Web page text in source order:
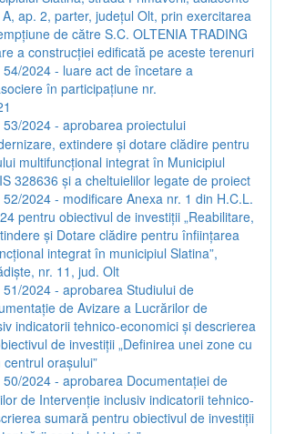
ap. 2, parter, județul Olt, prin exercitarea
de către S.C. OLTENIA TRADING
a construcției edificată pe aceste terenuri
2024 - luare act de încetare a
în participațiune nr.
53/2024 - aprobarea proiectului
extindere și dotare clădire pentru
multifuncțional integrat în Municipiul
328636 și a cheltuielilor legate de proiect
2024 - modificare Anexa nr. 1 din H.C.L.
pentru obiectivul de investiții „Reabilitare,
și Dotare clădire pentru înființarea
integrat în municipiul Slatina”,
nr. 11, jud. Olt
2024 - aprobarea Studiului de
de Avizare a Lucrărilor de
indicatorii tehnico-economici și descrierea
de investiții „Definirea unei zone cu
orașului”
50/2024 - aprobarea Documentației de
de Intervenție inclusiv indicatorii tehnico-
sumară pentru obiectivul de investiții